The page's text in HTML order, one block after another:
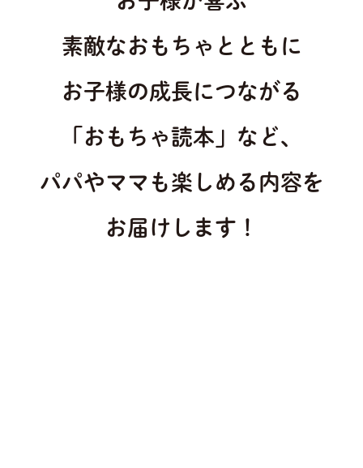
素敵なおもちゃとともに
お子様の成長につながる
「おもちゃ読本」など、
パパやママも楽しめる内容を
お届けします！